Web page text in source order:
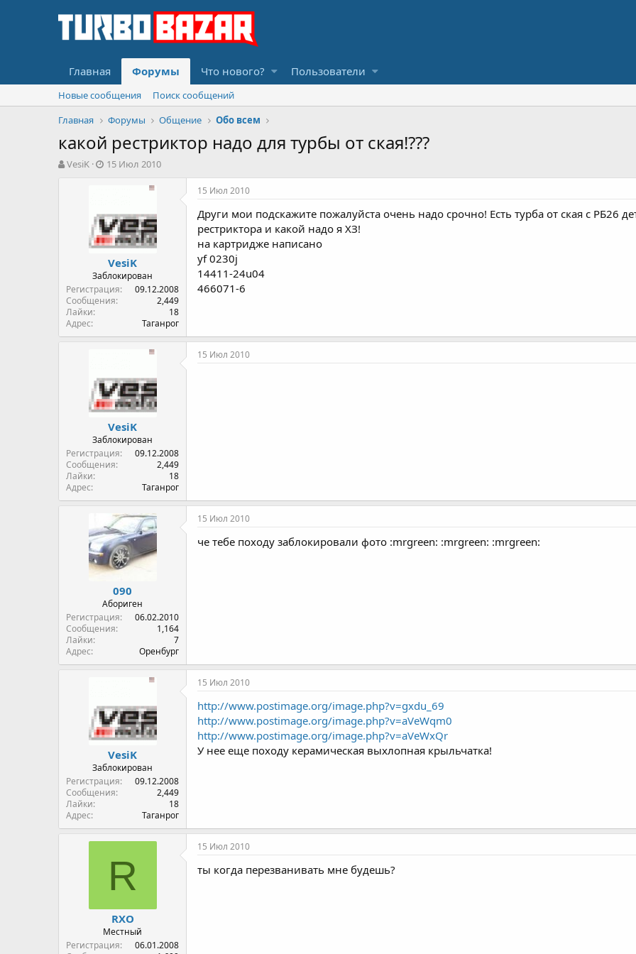
Главная Форумы Что нового? Пользователи
Новые сообщения
Поиск сообщений
Главная
Форумы Общение Обо всем
какой рестриктор надо для турбы от ская!???
А
VesiK
Д
н
а
ч
а
л
а
15 Июл 2010
VesiK
Заблокирован
Регистрация
09.12.2008
Сообщения
2,449
Лайки
18
Адрес
Таганрог
15 Июл 2010
Други мои подскажите пожалуйста очень надо срочно! Есть турба от ская с РБ26
рестриктора и какой надо я ХЗ!
на картридже написано
yf 0230j
14411-24u04
466071-6
VesiK
Заблокирован
Регистрация
09.12.2008
Сообщения
2,449
Лайки
18
Адрес
Таганрог
15 Июл 2010
090
Абориген
Регистрация
06.02.2010
Сообщения
1,164
Лайки
7
Адрес
Оренбург
15 Июл 2010
че тебе походу заблокировали фото :mrgreen: :mrgreen: :mrgreen:
VesiK
Заблокирован
Регистрация
09.12.2008
Сообщения
2,449
Лайки
18
Адрес
Таганрог
15 Июл 2010
http://www.postimage.org/image.php?v=gxdu_69
http://www.postimage.org/image.php?v=aVeWqm0
http://www.postimage.org/image.php?v=aVeWxQr
У нее еще походу керамическая выхлопная крыльчатка!
R
RXO
Местный
Регистрация
06.01.2008
15 Июл 2010
ты когда перезванивать мне будешь?